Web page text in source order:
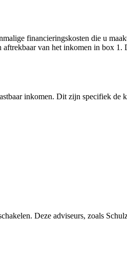
financieringskosten die u
van het inkomen in box 1.
inkomen. Dit zijn specifiek de
Deze adviseurs, zoals